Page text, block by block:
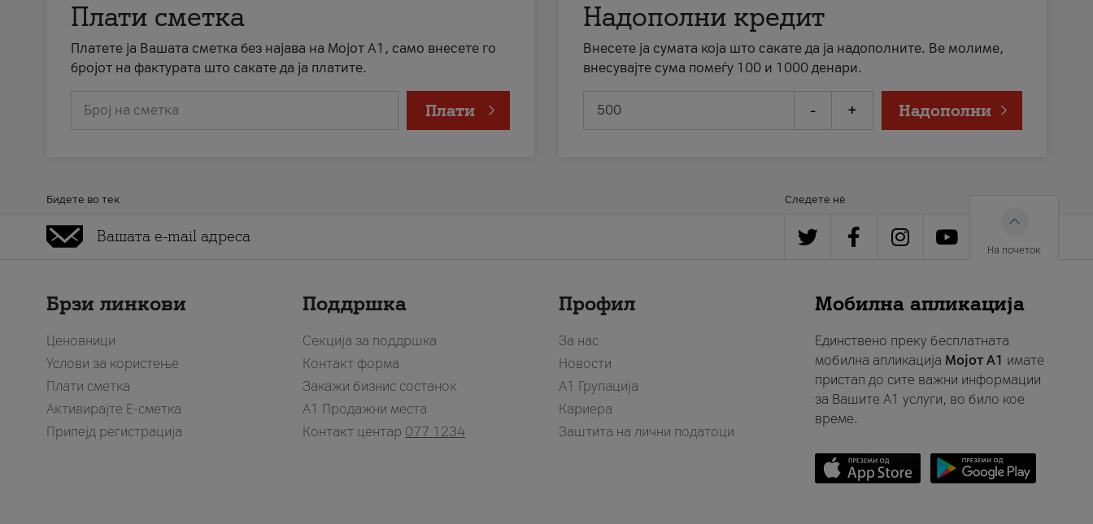
Плати сметка
Платете ја Вашата сметка без најава на Мојот А1, само внесете го
бројот на фактурата што сакате да ја платите.
Број на сметка Плати
Надополни кредит
Внесете ја сумата која што сакате да ја надополните. Ве молиме,
внесувајте сума помеѓу 100 и 1000 денари.
- + Надополни
Бидете во тек Следете нè
На почеток
Брзи линкови
Ценовници
Услови за користење
Плати сметка
Активирајте Е-сметка
Припејд регистрација
Поддршка
Секција за поддршка
Контакт форма
Закажи бизнис состанок
A1 Продажни места
Контакт центар 077 1234
Профил
За нас
Новости
А1 Групација
Кариера
Заштита на лични податоци
Мобилна апликација
Единствено преку бесплатната
мобилна апликација Мојот A1 имате
пристап до сите важни информации
за Вашите A1 услуги, во било кое
време.